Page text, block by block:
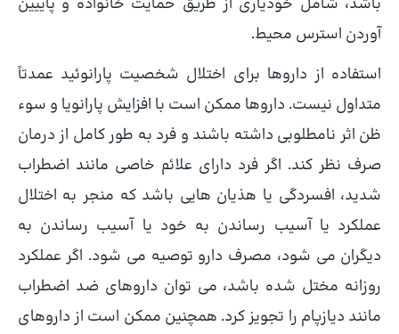
باشد، شامل خودیاری از طریق حمایت خانواده و پاییین
آوردن استرس محیط.
استفاده از داروها برای اختلال شخصیت پارانوئید عمدتاً
متداول نیست. داروها ممکن است با افزایش پارانویا و سوء
ظن اثر نامطلوبی داشته باشند و فرد به طور کامل از درمان
صرف نظر کند. اگر فرد دارای علائم خاصی مانند اضطراب
شدید، افسردگی یا هذیان هایی باشد که منجر به اختلال
عملکرد یا آسیب رساندن به خود یا آسیب رساندن به
دیگران می شود، مصرف دارو توصیه می شود. اگر عملکرد
روزانه مختل شده باشد، می توان داروهای ضد اضطراب
مانند دیازپام را تجویز کرد. همچنین ممکن است از داروهای